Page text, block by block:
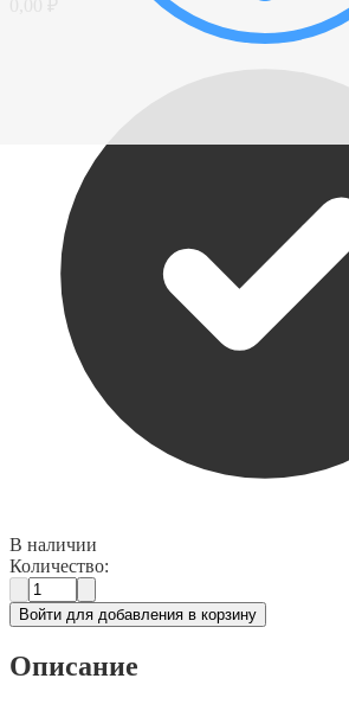
В наличии
Количество:
Войти для добавления в корзину
Описание